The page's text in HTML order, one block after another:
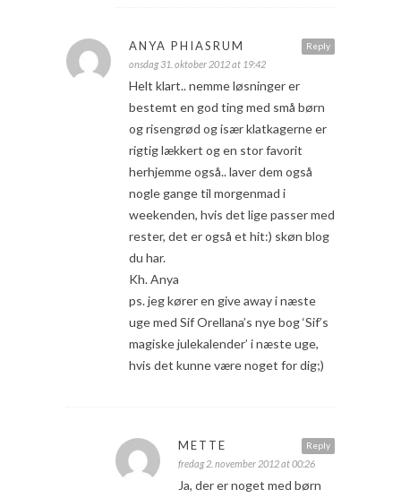
Reply
ANYA PHIASRUM
onsdag 31. oktober 2012 at 19:42
Helt klart.. nemme løsninger er
bestemt en god ting med små børn
og risengrød og især klatkagerne er
rigtig lækkert og en stor favorit
herhjemme også.. laver dem også
nogle gange til morgenmad i
weekenden, hvis det lige passer med
rester, det er også et hit:) skøn blog
du har.
Kh. Anya
ps. jeg kører en give away i næste
uge med Sif Orellana’s nye bog ‘Sif’s
magiske julekalender’ i næste uge,
hvis det kunne være noget for dig;)
Reply
METTE
fredag 2. november 2012 at 00:26
Ja, der er noget med børn